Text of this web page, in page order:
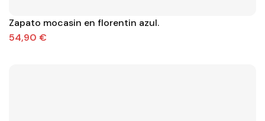
Zapato mocasin en florentin azul.
54,90 €